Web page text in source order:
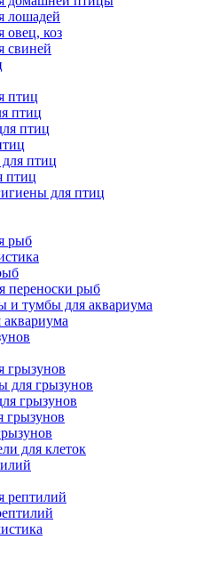
лошадей
овец, коз
свиней
птиц
птиц
птиц
птиц
птиц
для птиц
рыб
переноски рыб
и тумбы для аквариума
грызунов
для грызунов
грызунов
грызунов
для клеток
рептилий